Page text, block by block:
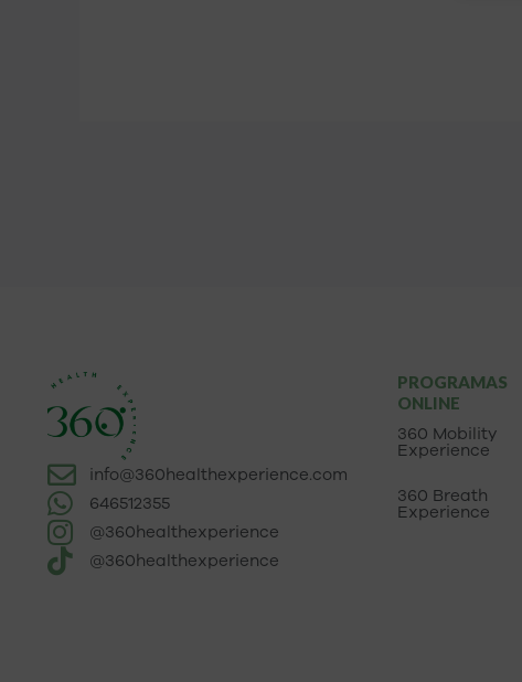
info@360healthexperience.com
646512355
@360healthexperience
@360healthexperience
PROGRAMAS
ONLINE
360 Mobility
Experience
360 Breath
Experience